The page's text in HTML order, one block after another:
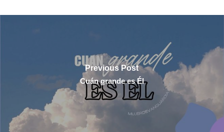
Previous Post
Cuán grande es Él